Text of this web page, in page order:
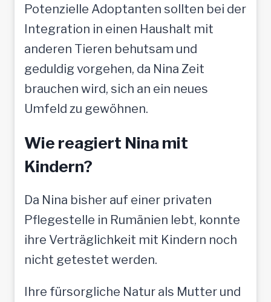
Potenzielle Adoptanten sollten bei der
Integration in einen Haushalt mit
anderen Tieren behutsam und
geduldig vorgehen, da Nina Zeit
brauchen wird, sich an ein neues
Umfeld zu gewöhnen.
Wie reagiert Nina mit
Kindern?
Da Nina bisher auf einer privaten
Pflegestelle in Rumänien lebt, konnte
ihre Verträglichkeit mit Kindern noch
nicht getestet werden.
Ihre fürsorgliche Natur als Mutter und